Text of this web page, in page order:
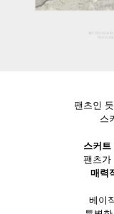
팬츠인
스
스커
팬츠가
매력
베이